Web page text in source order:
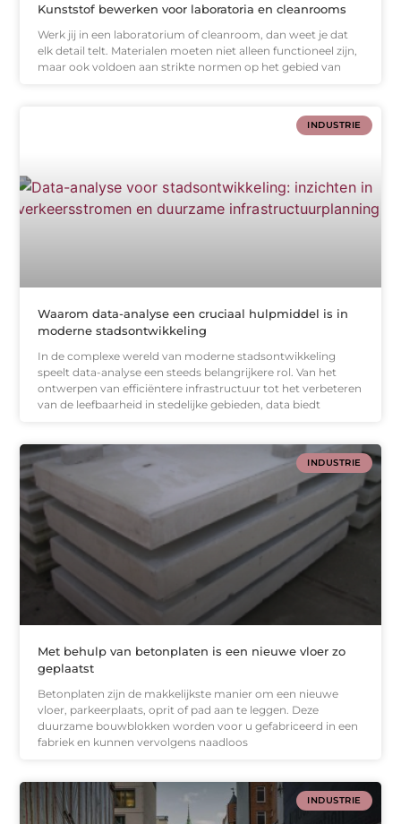
Kunststof bewerken voor laboratoria en cleanrooms
Werk jij in een laboratorium of cleanroom, dan weet je dat
elk detail telt. Materialen moeten niet alleen functioneel zijn,
maar ook voldoen aan strikte normen op het gebied van
INDUSTRIE
Waarom data-analyse een cruciaal hulpmiddel is in
moderne stadsontwikkeling
In de complexe wereld van moderne stadsontwikkeling
speelt data-analyse een steeds belangrijkere rol. Van het
ontwerpen van efficiëntere infrastructuur tot het verbeteren
van de leefbaarheid in stedelijke gebieden, data biedt
INDUSTRIE
Met behulp van betonplaten is een nieuwe vloer zo
geplaatst
Betonplaten zijn de makkelijkste manier om een nieuwe
vloer, parkeerplaats, oprit of pad aan te leggen. Deze
duurzame bouwblokken worden voor u gefabriceerd in een
fabriek en kunnen vervolgens naadloos
INDUSTRIE